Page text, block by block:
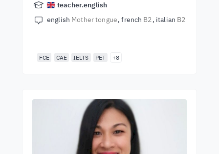
teacher.english
english Mother tongue french B2 italian B2
FCE CAE IELTS PET +8